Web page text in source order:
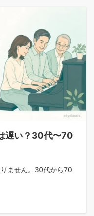
遅い？30代〜70
ません。30代から70